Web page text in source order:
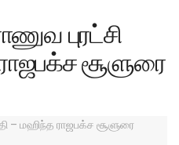
புரட்சி
சூளுரை